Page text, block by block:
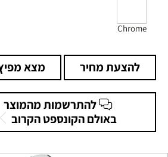
Chrome
להצעת מחיר מצא
להתרשמות מהמוצר
באולם הקונספט הקרוב